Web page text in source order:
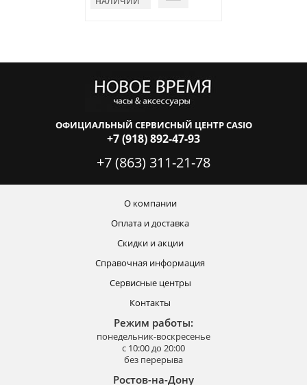
ОФИЦИАЛЬНЫЙ СЕРВИСНЫЙ ЦЕНТР CASIO
+7 (918) 892-47-93
+7 (863) 311-21-78
О компании
Оплата и доставка
Скидки и акции
Справочная информация
Сервисные центры
Контакты
Режим работы:
понедельник-воскресенье
с 10:00 до 20:00
без перерыва
Ростов-на-Дону